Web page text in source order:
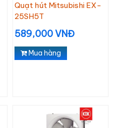
Quạt hút Mitsubishi EX-
25SH5T
589,000 VNĐ
Mua hàng